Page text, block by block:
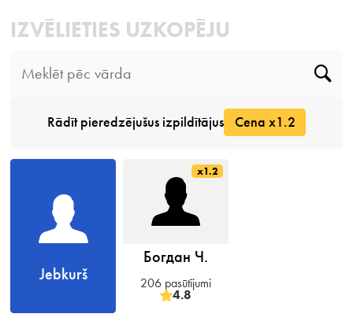
IZVĒLIETIES UZKOPĒJU
Rādīt pieredzējušus izpildītājus Cena x1.2
Jebkurš
x1.2
Богдан Ч.
206 pasūtījumi
4.8